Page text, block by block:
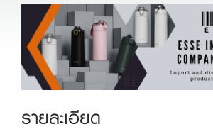
รายละเอียด